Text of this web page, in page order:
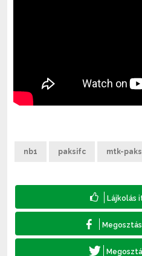
nb1 paksifc mtk-paks